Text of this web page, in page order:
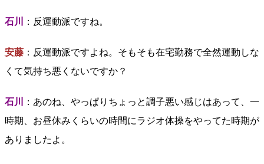
石川 ：反運動派ですね。
安藤 ：反運動派ですよね。そもそも在宅勤務で全然運動しな
くて気持ち悪くないですか？
石川
：あのね、やっぱりちょっと調子悪い感じはあって、一
時期、お昼休みくらいの時間にラジオ体操をやってた時期が
ありましたよ。